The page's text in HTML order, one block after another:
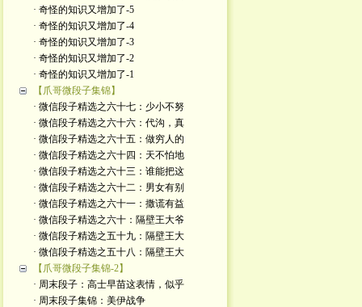
· 奇怪的知识又增加了-5
· 奇怪的知识又增加了-4
· 奇怪的知识又增加了-3
· 奇怪的知识又增加了-2
· 奇怪的知识又增加了-1
【爪哥微段子集锦】
· 微信段子精选之六十七：少小不努
· 微信段子精选之六十六：代沟，真
· 微信段子精选之六十五：做穷人的
· 微信段子精选之六十四：天不怕地
· 微信段子精选之六十三：谁能把这
· 微信段子精选之六十二：男女有别
· 微信段子精选之六十一：撒谎有益
· 微信段子精选之六十：隔壁王大爷
· 微信段子精选之五十九：隔壁王大
· 微信段子精选之五十八：隔壁王大
【爪哥微段子集锦-2】
· 周末段子：高士早苗这表情，似乎
· 周末段子集锦：美伊战争